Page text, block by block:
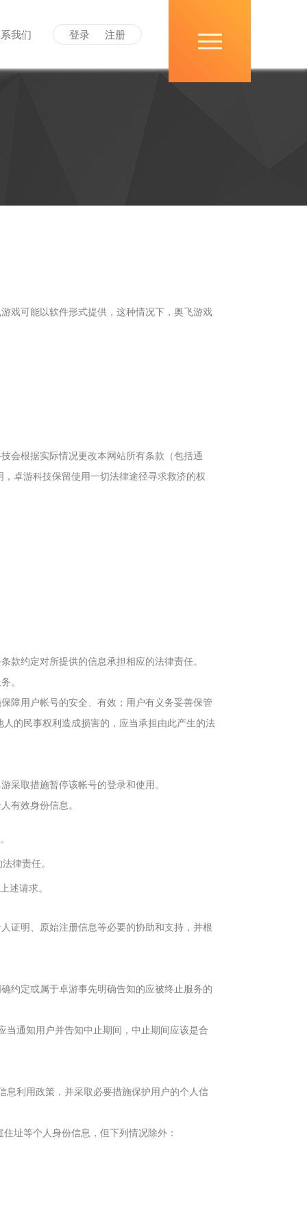
我们 登录 注册
戏可能以软件形式提供，这种情况下，奥飞游戏
会根据实际情况更改本网站所有条款（包括通
卓游科技保留使用一切法律途径寻求救济的权
约定对所提供的信息承担相应的法律责任。
。
障用户帐号的安全、有效；用户有义务妥善保管
的民事权利造成损害的，应当承担由此产生的法
采取措施暂停该帐号的登录和使用。
有效身份信息。
律责任。
述请求。
证明、原始注册信息等必要的协助和支持，并根
约定或属于卓游事先明确告知的应被终止服务的
通知用户并告知中止期间，中止期间应该是合
利用政策，并采取必要措施保护用户的个人信
址等个人身份信息，但下列情况除外：